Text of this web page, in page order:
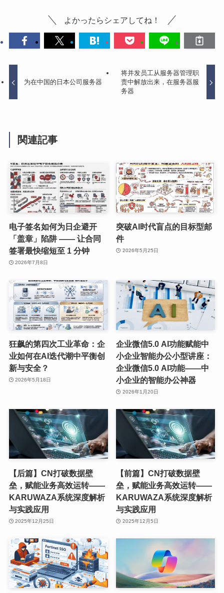
よかったらシェアしてね！
为在中国的日本公司服务器
将并发员工从服务器管理职
责中解放出来，在服务器服
务器
関連記事
电子签名如何为日企避开
「盖章」陷阱 —— 让合同
签署最快缩短至 1 分钟
2026年7月8日
突破AI时代盲点的目标型邮
件
2026年5月25日
狂飙的第四次工业革命：企
业如何在AI迭代潮中平衡创
新与安全？
2026年5月18日
企业微信5.0 AI功能赋能中
小企业智能办公小型讲座：
企业微信5.0 AI功能——中
小企业的智能办公神器
2026年1月20日
【后篇】CN打破数据壁
垒，赋能业务高效运转——
KARUWAZA系统深度解析
与实践应用
2025年12月25日
【前篇】CN打破数据壁
垒，赋能业务高效运转——
KARUWAZA系统深度解析
与实践应用
2025年12月5日